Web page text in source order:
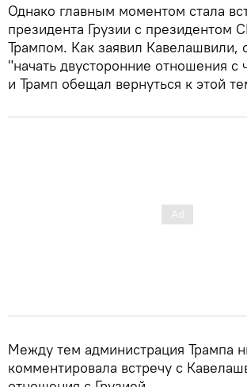
Однако главным моментом стала
президента Грузии с
Трампом. Как заявил Кавелашвили,
"начать двусторонние отношения с
и Трамп обещал вернуться к этой
Между тем администрация Трампа
комментировала встречу с